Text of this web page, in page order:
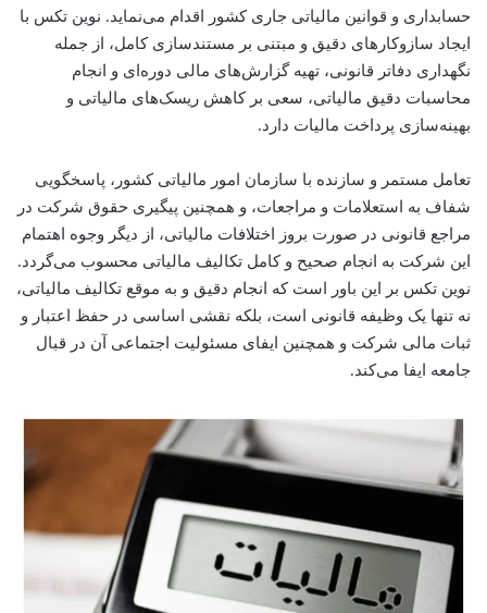
حسابداری و قوانین مالیاتی جاری کشور اقدام می‌نماید. نوین تکس با
ایجاد سازوکارهای دقیق و مبتنی بر مستندسازی کامل، از جمله
نگهداری دفاتر قانونی، تهیه گزارش‌های مالی دوره‌ای و انجام
محاسبات دقیق مالیاتی، سعی بر کاهش ریسک‌های مالیاتی و
بهینه‌سازی پرداخت مالیات دارد.
تعامل مستمر و سازنده با سازمان امور مالیاتی کشور، پاسخگویی
شفاف به استعلامات و مراجعات، و همچنین پیگیری حقوق شرکت در
مراجع قانونی در صورت بروز اختلافات مالیاتی، از دیگر وجوه اهتمام
این شرکت به انجام صحیح و کامل تکالیف مالیاتی محسوب می‌گردد.
نوین تکس بر این باور است که انجام دقیق و به موقع تکالیف مالیاتی،
نه تنها یک وظیفه قانونی است، بلکه نقشی اساسی در حفظ اعتبار و
ثبات مالی شرکت و همچنین ایفای مسئولیت اجتماعی آن در قبال
جامعه ایفا می‌کند.